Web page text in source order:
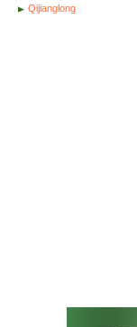
Qijianglong